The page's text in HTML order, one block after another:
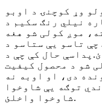
وړ کوچنۍ د اوبو
نیلي رنګ سکیم د
موږ کولی شو هغه
تاسو یې ستاسو د
حال کې چې د
شو د محصول کیفیت
دی، او اوبه نه
توګه یې شاوخوا
شاوخوا واخلئ.